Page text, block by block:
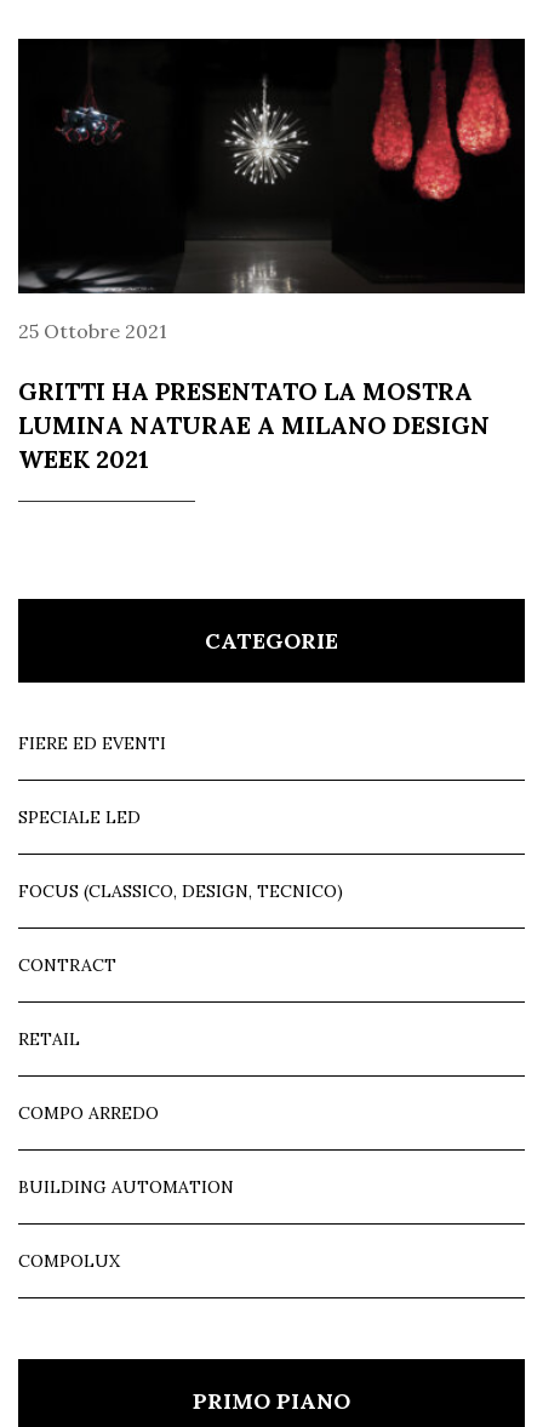
25 Ottobre 2021
GRITTI HA PRESENTATO LA MOSTRA
LUMINA NATURAE A MILANO DESIGN
WEEK 2021
CATEGORIE
FIERE ED EVENTI
SPECIALE LED
FOCUS (CLASSICO, DESIGN, TECNICO)
CONTRACT
RETAIL
COMPO ARREDO
BUILDING AUTOMATION
COMPOLUX
PRIMO PIANO